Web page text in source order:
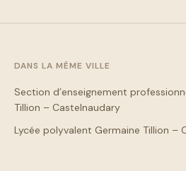
DANS LA MÊME VILLE
Section d’enseignement
Tillion – Castelnaudary
Lycée polyvalent Germaine Tillion –